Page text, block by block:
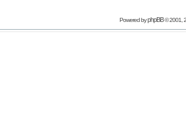
Powered byphpBB© 2001,